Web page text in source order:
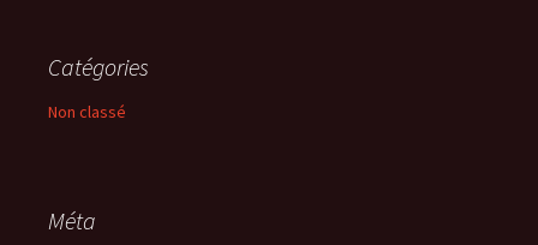
Catégories
Non classé
Méta